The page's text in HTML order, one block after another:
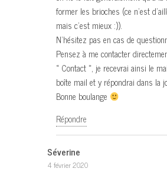
former les brioches (ce n’est
mais c’est mieux :)).
N’hésitez pas en cas de
Pensez à me contacter
« Contact », je recevrai ainsi le
boîte mail et y répondrai dans la
Bonne boulange
Répondre
Séverine
4 février 2020